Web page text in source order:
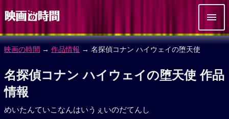
映画の時間 → 作品情報 → 名探偵コナン ハイウェイの堕天使
名探偵コナン ハイウェイの堕天使 作品
情報
めいたんていこなんはいうぇいのだてんし